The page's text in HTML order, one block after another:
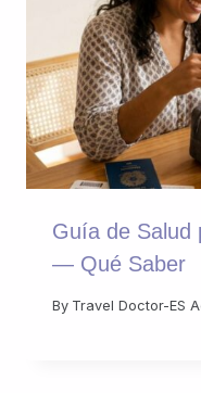
Guía de Salud
— Qué Saber
By Travel Doctor-ES